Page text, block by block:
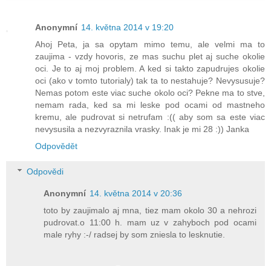
Anonymní 14. května 2014 v 19:20
Ahoj Peta, ja sa opytam mimo temu, ale velmi ma to
zaujima - vzdy hovoris, ze mas suchu plet aj suche okolie
oci. Je to aj moj problem. A ked si takto zapudrujes okolie
oci (ako v tomto tutorialy) tak ta to nestahuje? Nevysusuje?
Nemas potom este viac suche okolo oci? Pekne ma to stve,
nemam rada, ked sa mi leske pod ocami od mastneho
kremu, ale pudrovat si netrufam :(( aby som sa este viac
nevysusila a nezvyraznila vrasky. Inak je mi 28 :)) Janka
Odpovědět
Odpovědi
Anonymní 14. května 2014 v 20:36
toto by zaujimalo aj mna, tiez mam okolo 30 a nehrozi
pudrovat.o 11:00 h. mam uz v zahyboch pod ocami
male ryhy :-/ radsej by som zniesla to lesknutie.